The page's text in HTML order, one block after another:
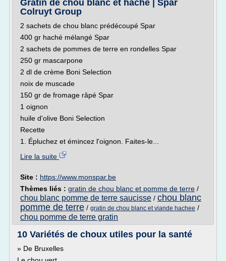
Gratin de chou blanc et haché | Spar
Colruyt Group
2 sachets de chou blanc prédécoupé Spar
400 gr haché mélangé Spar
2 sachets de pommes de terre en rondelles Spar
250 gr mascarpone
2 dl de crème Boni Selection
noix de muscade
150 gr de fromage râpé Spar
1 oignon
huile d'olive Boni Selection
Recette
1. Épluchez et émincez l'oignon. Faites-le...
Lire la suite
Site : https://www.monspar.be
Thèmes liés : gratin de chou blanc et pomme de terre /
chou blanc pomme de terre saucisse / chou blanc
pomme de terre / gratin de chou blanc et viande hachee /
chou pomme de terre gratin
10 Variétés de choux utiles pour la santé
» De Bruxelles